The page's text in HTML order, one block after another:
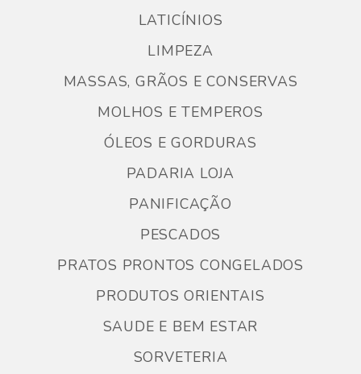
LATICÍNIOS
LIMPEZA
MASSAS, GRÃOS E CONSERVAS
MOLHOS E TEMPEROS
ÓLEOS E GORDURAS
PADARIA LOJA
PANIFICAÇÃO
PESCADOS
PRATOS PRONTOS CONGELADOS
PRODUTOS ORIENTAIS
SAUDE E BEM ESTAR
SORVETERIA